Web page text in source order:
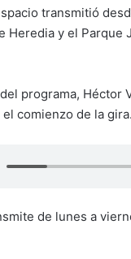
transmitió
Heredia y el Parque
programa, Héctor
comienzo de la gira.
de lunes a